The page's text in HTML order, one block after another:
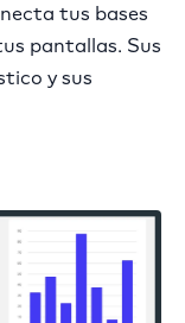
tus bases
pantallas. Sus
y sus